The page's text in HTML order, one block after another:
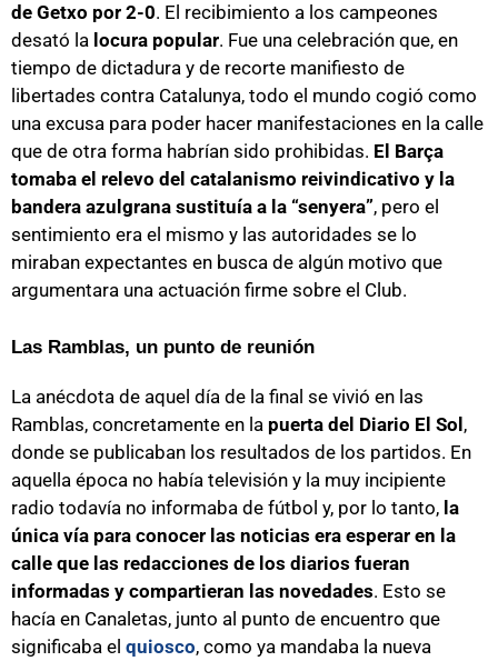
de Getxo por 2-0. El recibimiento a los campeones
desató la locura popular. Fue una celebración que, en
tiempo de dictadura y de recorte manifiesto de
libertades contra Catalunya, todo el mundo cogió como
una excusa para poder hacer manifestaciones en la calle
que de otra forma habrían sido prohibidas. El Barça
tomaba el relevo del catalanismo reivindicativo y la
bandera azulgrana sustituía a la “senyera”, pero el
sentimiento era el mismo y las autoridades se lo
miraban expectantes en busca de algún motivo que
argumentara una actuación firme sobre el Club.
Las Ramblas, un punto de reunión
La anécdota de aquel día de la final se vivió en las
Ramblas, concretamente en la puerta del Diario El Sol,
donde se publicaban los resultados de los partidos. En
aquella época no había televisión y la muy incipiente
radio todavía no informaba de fútbol y, por lo tanto, la
única vía para conocer las noticias era esperar en la
calle que las redacciones de los diarios fueran
informadas y compartieran las novedades. Esto se
hacía en Canaletas, junto al punto de encuentro que
significaba el quiosco, como ya mandaba la nueva